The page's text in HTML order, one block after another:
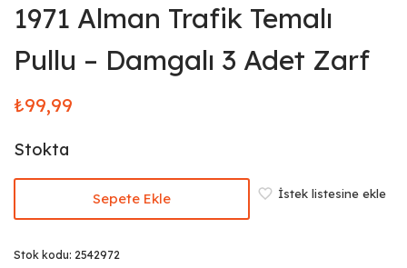
1971 Alman Trafik Temalı
Pullu – Damgalı 3 Adet Zarf
₺99,99
Stokta
Sepete Ekle İstek listesine ekle
Stok kodu: 2542972